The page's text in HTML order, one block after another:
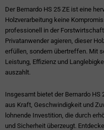
Der Bernardo HS 25 ZE ist eine
Holzverarbeitung keine
professionell in der
Privatanwender agieren, dieser
erfüllen, sondern übertreffen. Mit
Leistung, Effizienz und
auszahlt.
Insgesamt bietet der Bernardo
aus Kraft, Geschwindigkeit und
lohnende Investition, die durch
und Sicherheit überzeugt.